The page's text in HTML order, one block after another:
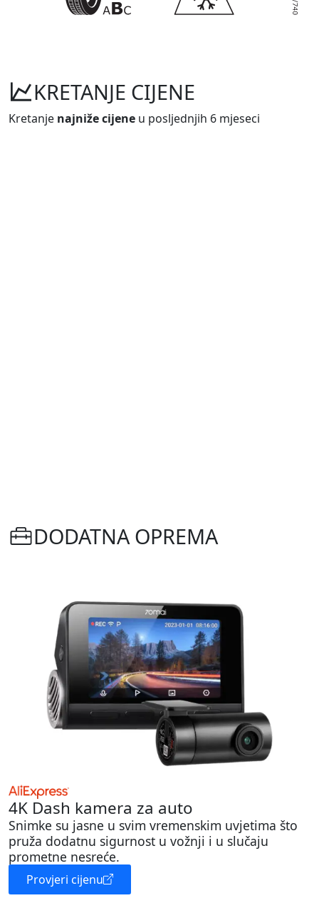
KRETANJE CIJENE
Kretanje najniže cijene u posljednjih 6 mjeseci
DODATNA OPREMA
4K Dash kamera za auto
Snimke su jasne u svim vremenskim uvjetima što
pruža dodatnu sigurnost u vožnji i u slučaju
prometne nesreće.
Provjeri cijenu